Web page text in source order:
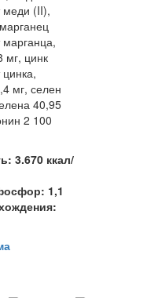
меди (II),
мг, цинк
мг, селен
40,95
2 100
3.670 ккал/
1,1